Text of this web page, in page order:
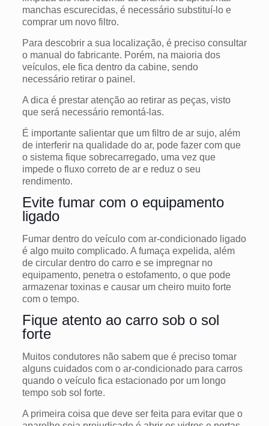
manchas escurecidas, é necessário substituí-lo e
comprar um novo filtro.
Para descobrir a sua localização, é preciso consultar
o manual do fabricante. Porém, na maioria dos
veículos, ele fica dentro da cabine, sendo
necessário retirar o painel.
A dica é prestar atenção ao retirar as peças, visto
que será necessário remontá-las.
É importante salientar que um filtro de ar sujo, além
de interferir na qualidade do ar, pode fazer com que
o sistema fique sobrecarregado, uma vez que
impede o fluxo correto de ar e reduz o seu
rendimento.
Evite fumar com o equipamento
ligado
Fumar dentro do veículo com ar-condicionado ligado
é algo muito complicado. A fumaça expelida, além
de circular dentro do carro e se impregnar no
equipamento, penetra o estofamento, o que pode
armazenar toxinas e causar um cheiro muito forte
com o tempo.
Fique atento ao carro sob o sol
forte
Muitos condutores não sabem que é preciso tomar
alguns cuidados com o ar-condicionado para carros
quando o veículo fica estacionado por um longo
tempo sob sol forte.
A primeira coisa que deve ser feita para evitar que o